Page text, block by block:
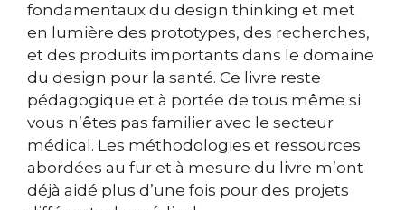
fondamentaux du design thinking et met
en lumière des prototypes, des recherches,
et des produits importants dans le domaine
du design pour la santé. Ce livre reste
pédagogique et à portée de tous même si
vous n’êtes pas familier avec le secteur
médical. Les méthodologies et ressources
abordées au fur et à mesure du livre m’ont
déjà aidé plus d’une fois pour des projets